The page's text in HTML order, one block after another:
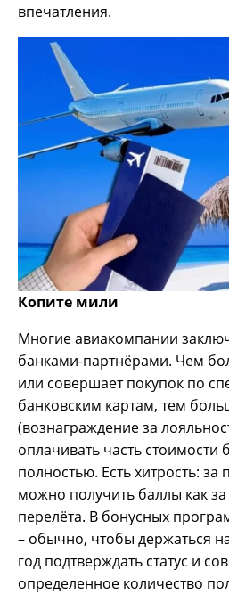
впечатления.
Копите мили
Многие авиакомпании
банками-партнёрами. Чем
или совершает покупок по
банковским картам, тем
(вознаграждение за
оплачивать часть стоимости
полностью. Есть хитрость: за
можно получить баллы как
перелёта. В бонусных
– обычно, чтобы держаться
год подтверждать статус и
определенное количество